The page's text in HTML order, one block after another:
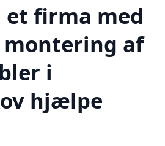
et firma med
montering af
i
hjælpe